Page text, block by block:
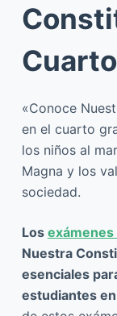
«Conoce
en el cuarto
los niños al
Magna y los
sociedad.
Los exámenes
Nuestra
esenciales
estudiantes